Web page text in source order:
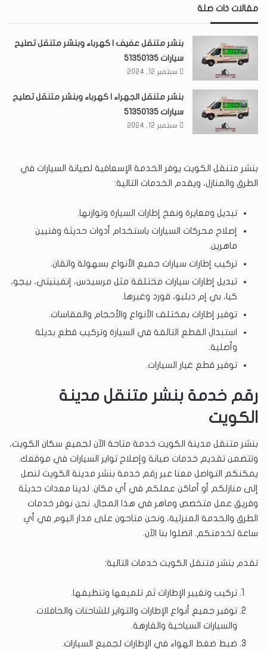
مقالات ذات صلة
بنشر متنقل عفيف | كهرباء وبنشر متنقل تصليح
سيارات 51350135
سبتمبر 12, 2024
بنشر متنقل الجهراء | كهرباء وبنشر متنقل تصليح
سيارات 51350135
سبتمبر 12, 2024
بنشر متنقل الكويت يوفر الخدمة الإسعافية لصيانة السيارات في
الطرق والمنازل، ويقدم الخدمات التالية:
تبديل ومعايرة ونفخ إطارات السيارة وتوازنها.
إصلاح محركات السيارات باستخدام أدوات حديثة وفنيين
ماهرين.
تركيب إطارات سيارات جميع الأنواع بسهولة واتقان.
تبديل إطارات سيارات مختلفة مثل مرسيدس، إنفينيتي، بيجو،
كيا، بي إم دبليو، فورد وغيرها.
توفير إطارات بمختلف الأنواع والأحجام والمقاسات.
استبدال القطع التالفة في السيارة وتركيب قطع بديلة
وأصلية.
توفير قطع غيار السيارات.
رقم خدمة بنشر متنقل مدينة
الكويت
بنشر متنقل مدينة الكويت خدمة متاحة الآن لجميع سكان الكويت،
وتتضمن تقديم خدمات صيانة وإصلاح تواير السيارات في موقعك.
يمكنكم التواصل معنا عبر رقم خدمة بنشر مدينة الكويت لنصل
إلى منازلكم أو أماكن عملكم في أي مكان. لدينا معدات حديثة
وفريق عمل متخصص وماهر في هذا المجال. نحن نوفر خدمات
الطرق والخدمة المنزلية، ونحن متاحون على مدار اليوم في أي
ساعة لخدمتكم. اتصلوا بنا الآن.
تقدم بنشر متنقل الكويت خدمات التالية:
تركيب وتغيير الإطارات ثم تلميعها وتنظيفها.
توفير جميع أنواع الإطارات والتواير للشاحنات والحافلات
والسيارات السياحية والفارهة.
ضبط ضغط الهواء في الإطارات لجميع السيارات.